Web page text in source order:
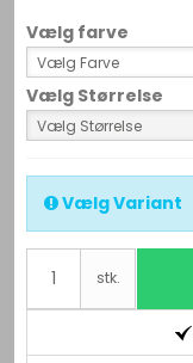
Vælg farve
Vælg Farve
Vælg Størrelse
Vælg Størrelse
Vælg Variant
stk.